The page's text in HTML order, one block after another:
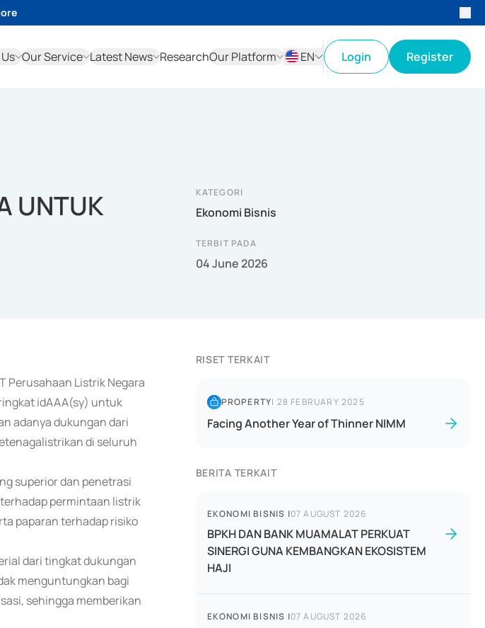
Our Service Latest News ResearchOur Platform
EN
Login Register
UNTUK
KATEGORI
Ekonomi Bisnis
TERBIT PADA
04 June 2026
Perusahaan Listrik Negara
idAAA(sy) untuk
adanya dukungan dari
di seluruh
superior dan penetrasi
permintaan listrik
paparan terhadap risiko
dari tingkat dukungan
menguntungkan bagi
sehingga memberikan
RISET TERKAIT
PROPERTY| 28 FEBRUARY 2025
Facing Another Year of Thinner NIMM
BERITA TERKAIT
EKONOMI BISNIS |07 AUGUST 2026
BPKH DAN BANK MUAMALAT PERKUAT
SINERGI GUNA KEMBANGKAN EKOSISTEM
HAJI
EKONOMI BISNIS |07 AUGUST 2026